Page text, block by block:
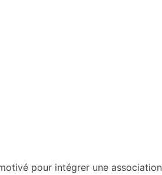
pour intégrer une association